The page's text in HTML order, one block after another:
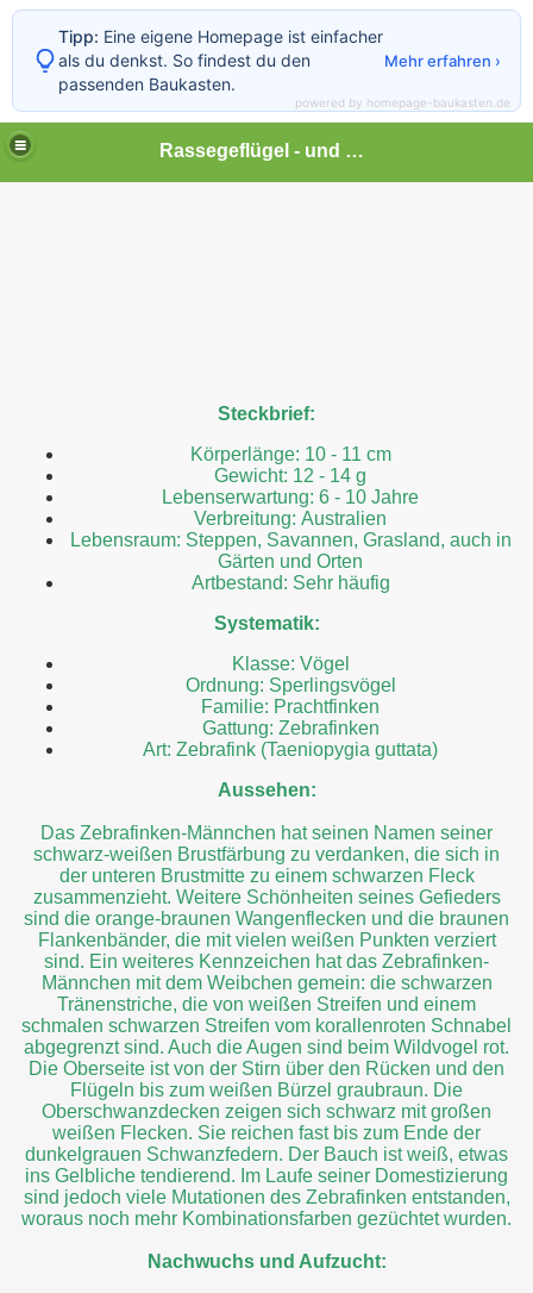
Rassegeflügel - und Kleintierhof Lonalu
Steckbrief:
Körperlänge: 10 - 11 cm
Gewicht: 12 - 14 g
Lebenserwartung: 6 - 10 Jahre
Verbreitung: Australien
Lebensraum: Steppen, Savannen, Grasland, auch in
Gärten und Orten
Artbestand: Sehr häufig
Systematik:
Klasse: Vögel
Ordnung: Sperlingsvögel
Familie: Prachtfinken
Gattung: Zebrafinken
Art: Zebrafink (Taeniopygia guttata)
Aussehen:
Das Zebrafinken-Männchen hat seinen Namen seiner
schwarz-weißen Brustfärbung zu verdanken, die sich in
der unteren Brustmitte zu einem schwarzen Fleck
zusammenzieht. Weitere Schönheiten seines Gefieders
sind die orange-braunen Wangenflecken und die braunen
Flankenbänder, die mit vielen weißen Punkten verziert
sind. Ein weiteres Kennzeichen hat das Zebrafinken-
Männchen mit dem Weibchen gemein: die schwarzen
Tränenstriche, die von weißen Streifen und einem
schmalen schwarzen Streifen vom korallenroten Schnabel
abgegrenzt sind. Auch die Augen sind beim Wildvogel rot.
Die Oberseite ist von der Stirn über den Rücken und den
Flügeln bis zum weißen Bürzel graubraun. Die
Oberschwanzdecken zeigen sich schwarz mit großen
weißen Flecken. Sie reichen fast bis zum Ende der
dunkelgrauen Schwanzfedern. Der Bauch ist weiß, etwas
ins Gelbliche tendierend. Im Laufe seiner Domestizierung
sind jedoch viele Mutationen des Zebrafinken entstanden,
woraus noch mehr Kombinationsfarben gezüchtet wurden.
Nachwuchs und Aufzucht:
Tipp: Eine eigene Homepage ist einfacher
als du denkst. So findest du den
passenden Baukasten.
Mehr erfahren ›
powered by homepage-baukasten.de